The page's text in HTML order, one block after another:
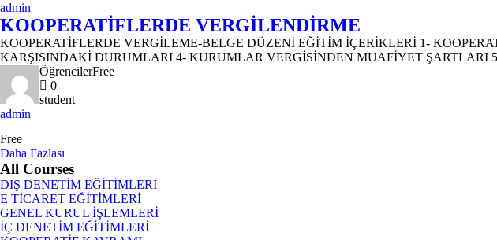
admin
KOOPERATİFLERDE VERGİLENDİRME
KOOPERATİFLERDE VERGİLEME-BELGE DÜZENİ EĞİTİM İÇERİKLERİ 1-
KARŞISINDAKİ DURUMLARI 4- KURUMLAR VERGİSİNDEN MUAFİYET ŞARTLARI
admin
Öğrenciler
0
student
Free
Free
Daha Fazlası
All Courses
DIŞ DENETİM EĞİTİMLERİ
E TİCARET EĞİTİMLERİ
GENEL KURUL İŞLEMLERİ
İÇ DENETİM EĞİTİMLERİ